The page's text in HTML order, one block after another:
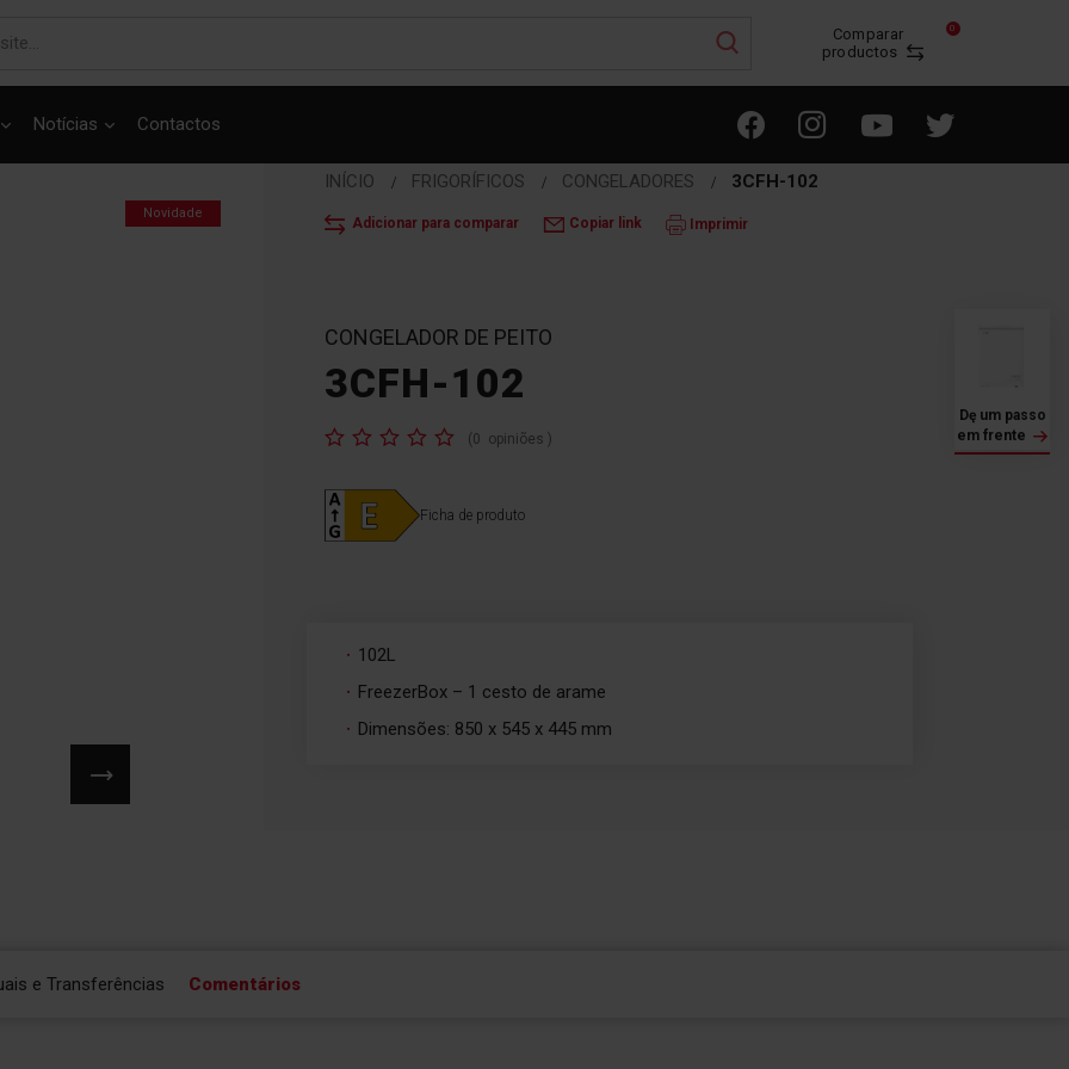
Comparar
productos
0
Notícias Contactos
Dę um passo
em frente
Novidade
INÍCIO FRIGORÍFICOS CONGELADORES 3CFH-102
Adicionar para comparar Copiar link Imprimir
CONGELADOR DE PEITO
3CFH-102
Classificação: (0 opiniões )
Ficha de produto
102L
FreezerBox – 1 cesto de arame
Dimensões: 850 x 545 x 445 mm
e Transferências Comentários